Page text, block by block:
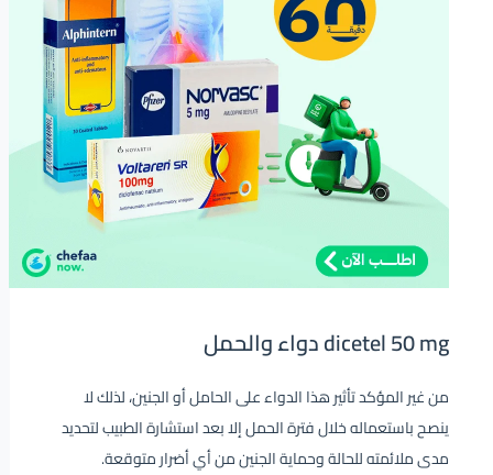
dicetel 50 mg دواء والحمل
من غير المؤكد تأثير هذا الدواء على الحامل أو الجنين، لذلك لا
ينصح باستعماله خلال فترة الحمل إلا بعد استشارة الطبيب لتحديد
مدى ملائمته للحالة وحماية الجنين من أي أضرار متوقعة.